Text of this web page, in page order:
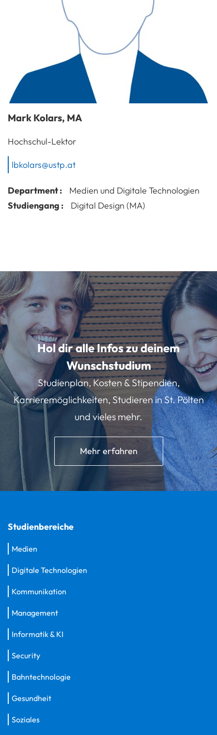
Mark Kolars, MA
Hochschul-Lektor
lbkolars@ustp.at
Department :
Medien und Digitale Technologien
Studiengang :
Digital Design (MA)
Hol dir alle Infos zu deinem
Wunschstudium
Studienplan, Kosten & Stipendien,
Karrieremöglichkeiten, Studieren in St. Pölten
und vieles mehr.
Mehr erfahren
Studienbereiche
Medien
Digitale Technologien
Kommunikation
Management
Informatik & KI
Security
Bahntechnologie
Gesundheit
Soziales